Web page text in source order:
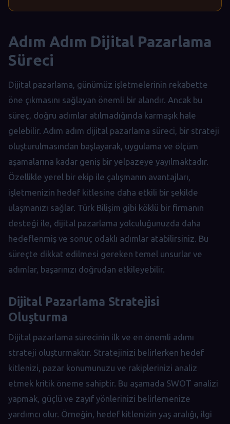
Adım Adım Dijital Pazarlama
Süreci
Dijital pazarlama, günümüz işletmelerinin rekabette
öne çıkmasını sağlayan önemli bir alandır. Ancak bu
süreç, doğru adımlar atılmadığında karmaşık hale
gelebilir. Adım adım dijital pazarlama süreci, bir strateji
oluşturulmasından başlayarak, uygulama ve ölçüm
aşamalarına kadar geniş bir yelpazeye yayılmaktadır.
Özellikle yerel bir ekip ile çalışmanın avantajları,
işletmenizin hedef kitlesine daha etkili bir şekilde
ulaşmanızı sağlar. Türk Bilişim gibi köklü bir firmanın
desteği ile, dijital pazarlama yolculuğunuzda daha
hedeflenmiş ve sonuç odaklı adımlar atabilirsiniz. Bu
süreçte dikkat edilmesi gereken temel unsurlar ve
adımlar, başarınızı doğrudan etkileyebilir.
Dijital Pazarlama Stratejisi
Oluşturma
Dijital pazarlama sürecinin ilk ve en önemli adımı
strateji oluşturmaktır. Stratejinizi belirlerken hedef
kitlenizi, pazar konumunuzu ve rakiplerinizi analiz
etmek kritik öneme sahiptir. Bu aşamada SWOT analizi
yapmak, güçlü ve zayıf yönlerinizi belirlemenize
yardımcı olur. Örneğin, hedef kitlenizin yaş aralığı, ilgi